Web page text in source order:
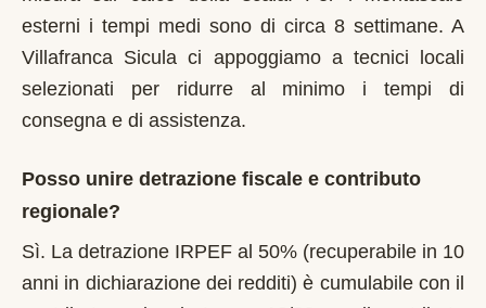
esterni i tempi medi sono di circa 8 settimane. A
Villafranca Sicula ci appoggiamo a tecnici locali
selezionati per ridurre al minimo i tempi di
consegna e di assistenza.
Posso unire detrazione fiscale e contributo
regionale?
Sì. La detrazione IRPEF al 50% (recuperabile in 10
anni in dichiarazione dei redditi) è cumulabile con il